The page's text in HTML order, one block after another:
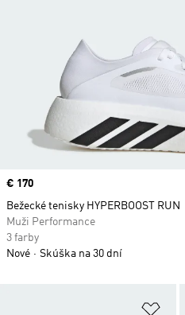
Price
€ 170
Bežecké tenisky HYPERBOOST RUN
Muži Performance
3 farby
Nové
Skúška na 30 dní